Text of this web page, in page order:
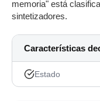
memoria" está
sintetizadores.
Características
Estado